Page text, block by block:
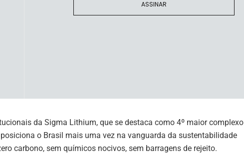
ministerial do GT de Transições Energéticas do G20, que será
contou com participação de atores relevantes para o
em descarbonização e industrialização verde dos mais variados
Sigma Lithium.
da Sigma Lithium, que se destaca como 4º maior complexo
o Brasil mais uma vez na vanguarda da sustentabilidade
carbono, sem químicos nocivos, sem barragens de rejeito.
ASSINAR